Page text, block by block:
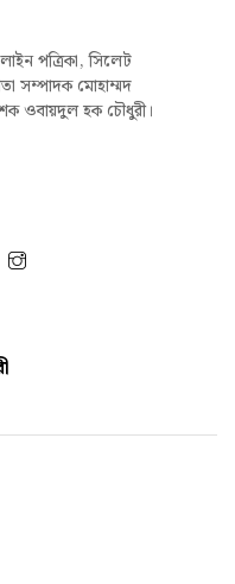
পত্রিকা, সিলেট
সম্পাদক মোহাম্মদ
ওবায়দুল হক চৌধুরী।